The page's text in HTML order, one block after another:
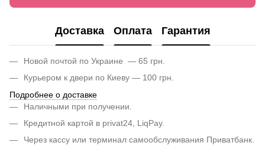
Доставка Оплата Гарантия
Новой почтой по Украине — 65 грн.
Курьером к двери по Киеву — 100 грн.
Подробнее о доставке
Наличными при получении.
Кредитной картой в privat24, LiqPay.
Через кассу или терминал самообслуживания Приватбанк.